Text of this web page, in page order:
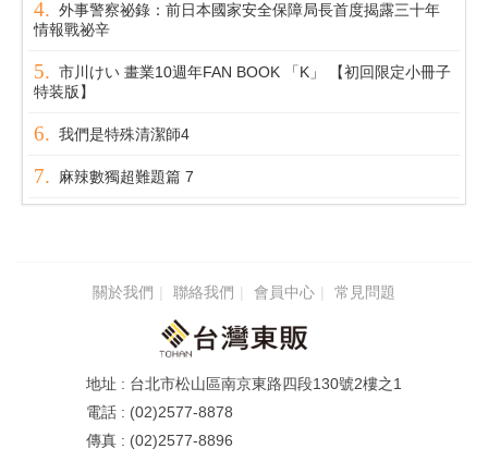
外事警察祕錄：前日本國家安全保障局長首度揭露三十年
情報戰祕辛
市川けい 畫業10週年FAN BOOK 「K」 【初回限定小冊子
特装版】
我們是特殊清潔師4
麻辣數獨超難題篇 7
關於我們 聯絡我們 會員中心 常見問題
台北市松山區南京東路四段130號2樓之1
(02)2577-8878
(02)2577-8896